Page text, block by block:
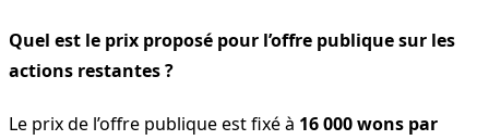
Quel est le prix proposé pour l’offre publique sur les
actions restantes ?
Le prix de l’offre publique est fixé à 16 000 wons par